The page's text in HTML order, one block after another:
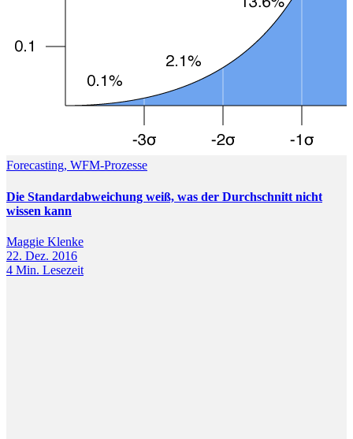
Forecasting, WFM-Prozesse
Die Standardabweichung weiß, was der Durchschnitt nicht
wissen kann
Maggie Klenke
22. Dez. 2016
4 Min. Lesezeit